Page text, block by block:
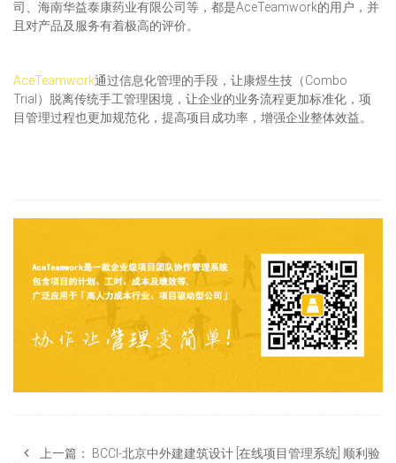
司、海南华益泰康药业有限公司等，都是AceTeamwork的用户，并
且对产品及服务有着极高的评价。
AceTeamwork通过信息化管理的手段，让康煜生技（Combo
Trial）脱离传统手工管理困境，让企业的业务流程更加标准化，项
目管理过程也更加规范化，提高项目成功率，增强企业整体效益。
上一篇：
BCCI-北京中外建建筑设计 [在线项目管理系统] 顺利验